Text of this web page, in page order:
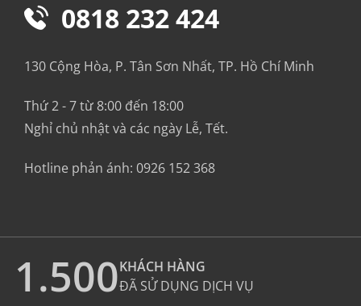
0818 232 424
130 Cộng Hòa, P. Tân Sơn Nhất, TP. Hồ Chí Minh
Thứ 2 - 7 từ 8:00 đến 18:00
Nghỉ chủ nhật và các ngày Lễ, Tết.
Hotline phản ánh: 0926 152 368
1.500KHÁCH HÀNG
ĐÃ SỬ DỤNG DỊCH VỤ